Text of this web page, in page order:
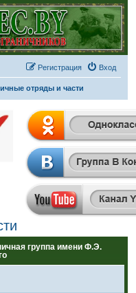
Вход
Регистрация
отряды и части
группа имени Ф.Э.